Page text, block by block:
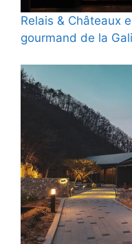
Relais & Châteaux
gourmand de la